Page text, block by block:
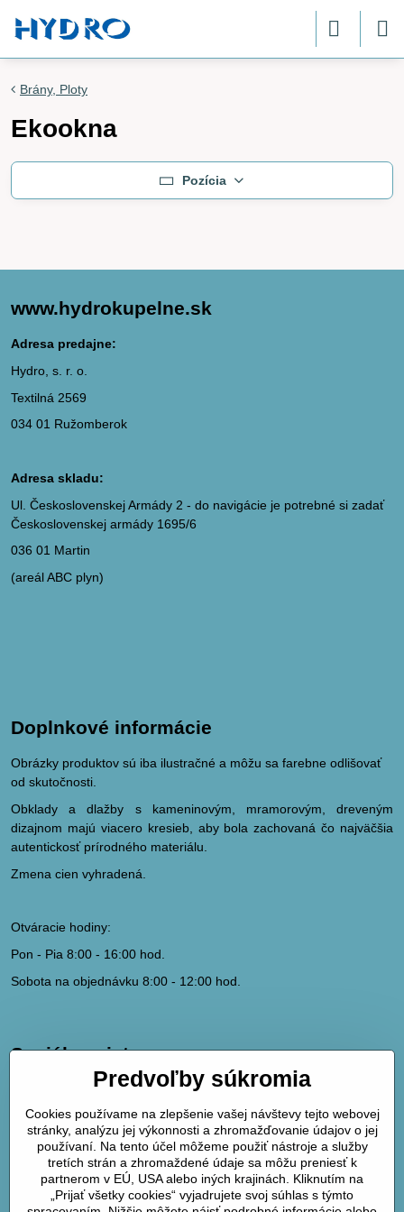
Brány, Ploty
Ekookna
Pozícia
www.hydrokupelne.sk
Adresa predajne:
Hydro, s. r. o.
Textilná 2569
034 01 Ružomberok
Adresa skladu:
Ul. Československej Armády 2 - do navigácie je potrebné si zadať
Československej armády 1695/6
036 01 Martin
(areál ABC plyn)
Doplnkové informácie
Obrázky produktov sú iba ilustračné a môžu sa farebne odlišovať
od skutočnosti.
Obklady a dlažby s kameninovým, mramorovým, dreveným
dizajnom majú viacero kresieb, aby bola zachovaná čo najväčšia
autentickosť prírodného materiálu.
Zmena cien vyhradená.
Otváracie hodiny:
Pon - Pia 8:00 - 16:00 hod.
Sobota na objednávku 8:00 - 12:00 hod.
Sociálne siete
hydrodk@hydrodk.sk
Facebook
Instagram
Pinterest
Mapa
Predvoľby súkromia
Cookies používame na zlepšenie vašej návštevy tejto webovej
stránky, analýzu jej výkonnosti a zhromažďovanie údajov o jej
používaní. Na tento účel môžeme použiť nástroje a služby
tretích strán a zhromaždené údaje sa môžu preniesť k
partnerom v EÚ, USA alebo iných krajinách. Kliknutím na
„Prijať všetky cookies“ vyjadrujete svoj súhlas s týmto